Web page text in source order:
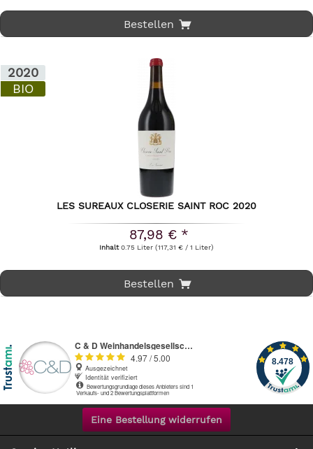
Bestellen
2020
BIO
LES SUREAUX CLOSERIE SAINT ROC 2020
87,98 € *
Inhalt0.75 Liter(117,31 € / 1 Liter)
Bestellen
Eine Bestellung widerrufen